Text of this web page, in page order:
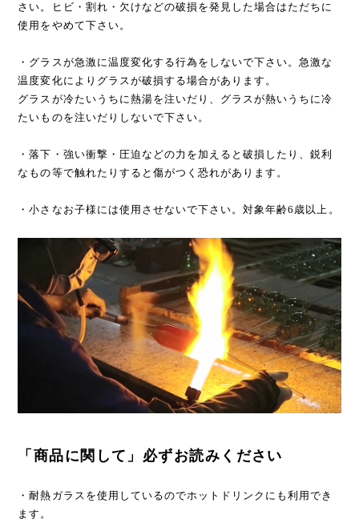
さい。ヒビ・割れ・欠けなどの破損を発見した場合はただちに
使用をやめて下さい。
・グラスが急激に温度変化する行為をしないで下さい。急激な
温度変化によりグラスが破損する場合があります。
グラスが冷たいうちに熱湯を注いだり、グラスが熱いうちに冷
たいものを注いだりしないで下さい。
・落下・強い衝撃・圧迫などの力を加えると破損したり、鋭利
なもの等で触れたりすると傷がつく恐れがあります。
・小さなお子様には使用させないで下さい。対象年齢6歳以上。
「商品に関して」必ずお読みください
・耐熱ガラスを使用しているのでホットドリンクにも利用でき
ます。